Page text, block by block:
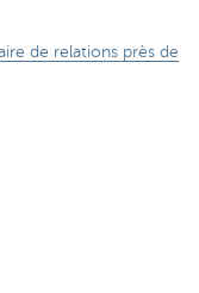
de relations près de